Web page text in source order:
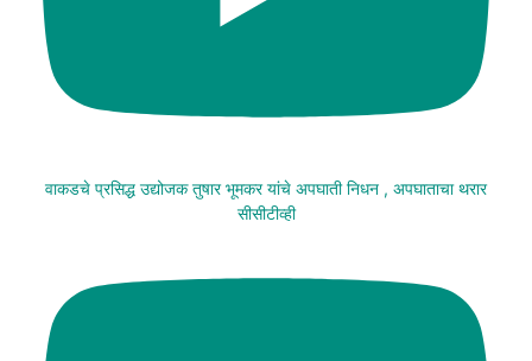
वाकडचे प्रसिद्ध उद्योजक तुषार भूमकर यांचे अपघाती निधन , अपघाताचा थरार
सीसीटीव्ही